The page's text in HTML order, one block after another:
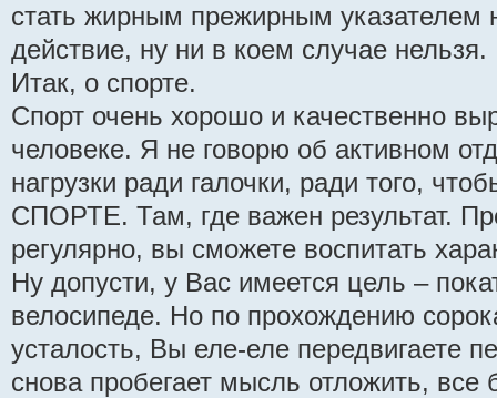
стать жирным прежирным указателем
действие, ну ни в коем случае нельзя.
Итак, о спорте.
Спорт очень хорошо и качественно
человеке. Я не говорю об активном
нагрузки ради галочки, ради того,
СПОРТЕ. Там, где важен результат.
регулярно, вы сможете воспитать
Ну допусти, у Вас имеется цель –
велосипеде. Но по прохождению
усталость, Вы еле-еле передвигаете
снова пробегает мысль отложить, все